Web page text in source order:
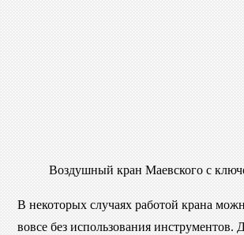
Воздушный кран Маевского с
В некоторых случаях работой крана
вовсе без использования инструментов.